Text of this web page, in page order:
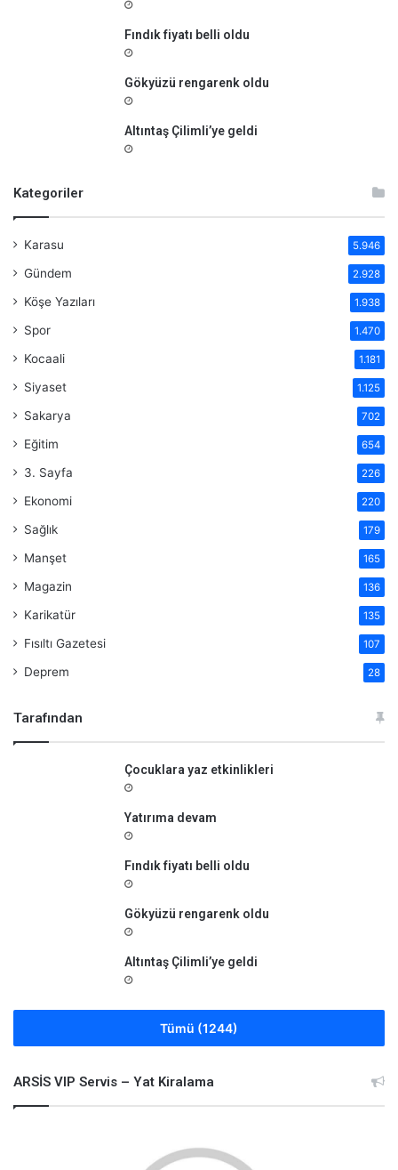
Fındık fiyatı belli oldu
Gökyüzü rengarenk oldu
Altıntaş Çilimli’ye geldi
Kategoriler
Karasu 5.946
Gündem 2.928
Köşe Yazıları 1.938
Spor 1.470
Kocaali 1.181
Siyaset 1.125
Sakarya 702
Eğitim 654
3. Sayfa 226
Ekonomi 220
Sağlık 179
Manşet 165
Magazin 136
Karikatür 135
Fısıltı Gazetesi 107
Deprem 28
Tarafından
Çocuklara yaz etkinlikleri
Yatırıma devam
Fındık fiyatı belli oldu
Gökyüzü rengarenk oldu
Altıntaş Çilimli’ye geldi
Tümü (1244)
ARSİS VIP Servis – Yat Kiralama